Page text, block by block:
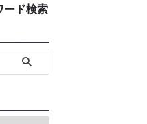
ード検索